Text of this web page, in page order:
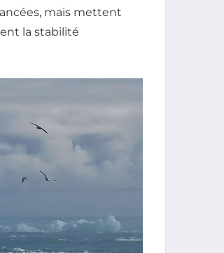
mais mettent
la stabilité